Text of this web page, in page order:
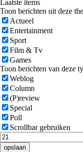
Laatste items
Toon berichten uit deze
Actueel
Entertainment
Sport
Film & Tv
Games
Toon berichten van deze
Weblog
Column
(P)review
Special
Poll
Scrollbar gebruiken
opslaan